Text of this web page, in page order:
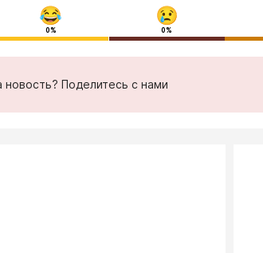
0% 0%
новость? Поделитесь с нами